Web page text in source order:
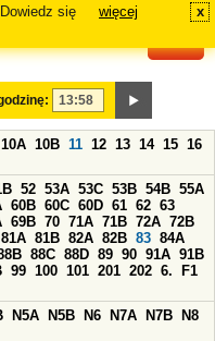
się
więcej x
10A 10B 11 12 13 14 15 16
52 53A 53C 53B 54B 55A
60B 60C 60D 61 62 63
69B 70 71A 71B 72A 72B
81A 81B 82A 82B 83 84A
88C 88D 89 90 91A 91B
99 100 101 201 202 6.
F1
N5A N5B N6 N7A N7B
N8